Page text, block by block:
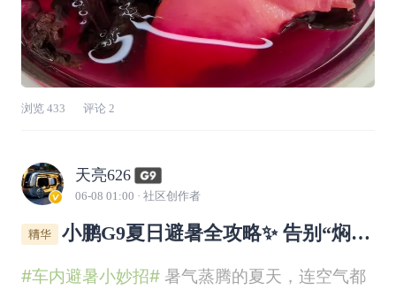
浏览 433 评论 2
天亮626
06-08 01:00 · 社区创作者
小鹏G9夏日避暑全攻略✨ 告别“焖罐
#车内避暑小妙招#暑气蒸腾的夏天，连空气都